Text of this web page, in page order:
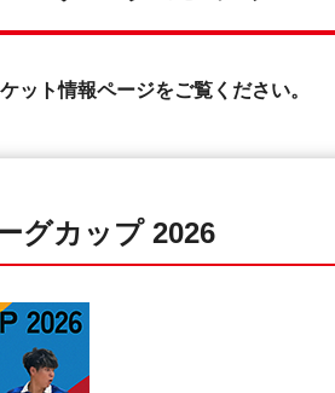
ット情報ページをご覧ください。
グカップ 2026